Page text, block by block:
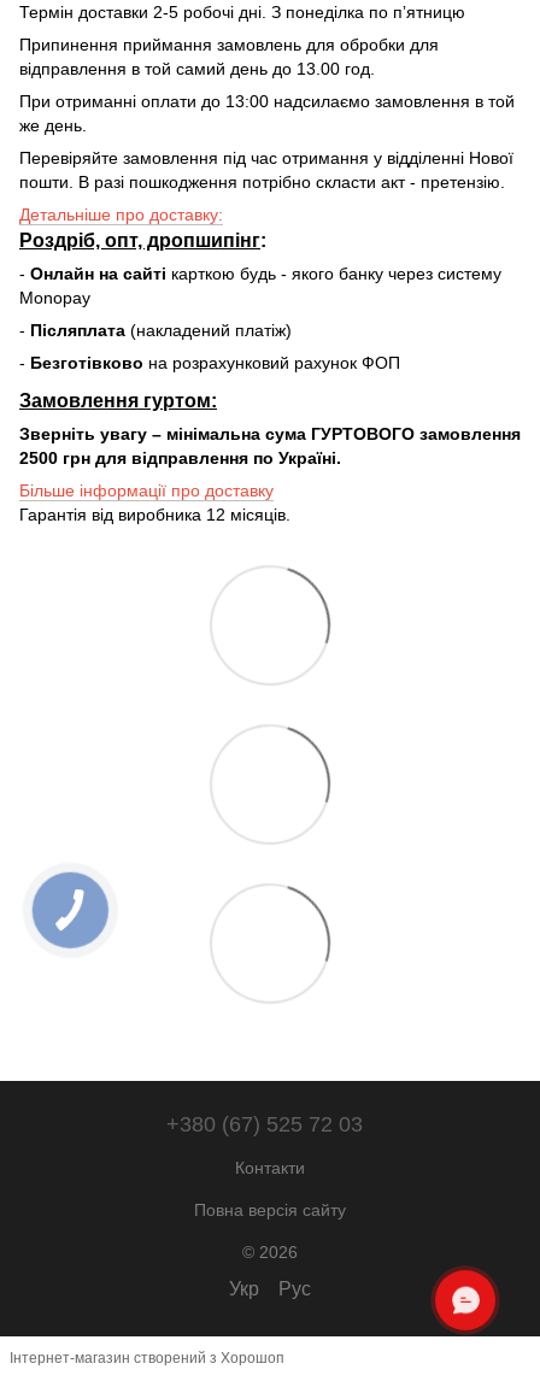
Термін доставки 2-5 робочі дні. З понеділка по пʼятницю
Припинення приймання замовлень для обробки для
відправлення в той самий день до 13.00 год.
При отриманні оплати до 13:00 надсилаємо замовлення в той
же день.
Перевіряйте замовлення під час отримання у відділенні Нової
пошти. В разі пошкодження потрібно скласти акт - претензію.
Детальніше про доставку:
Роздріб, опт, дропшипінг:
- Онлайн на сайті карткою будь - якого банку через систему
Monopay
- Післяплата (накладений платіж)
- Безготівково на розрахунковий рахунок ФОП
Замовлення гуртом:
Зверніть увагу – мінімальна сума ГУРТОВОГО замовлення
2500 грн для відправлення по Україні.
Більше інформації про доставку
Гарантія від виробника 12 місяців.
+380 (67) 525 72 03
Контакти
Повна версія сайту
© 2026
Укр Рус
Інтернет-магазин створений з Хорошоп
ОНЛАЙН ЧАТ